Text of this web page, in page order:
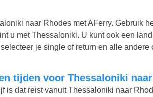
naar Rhodes met AFerry. Gebruik
u met Thessaloniki. U kunt ook een
je single of return en alle andere
en tijden voor Thessaloniki
is dat reist vanuit Thessaloniki naar